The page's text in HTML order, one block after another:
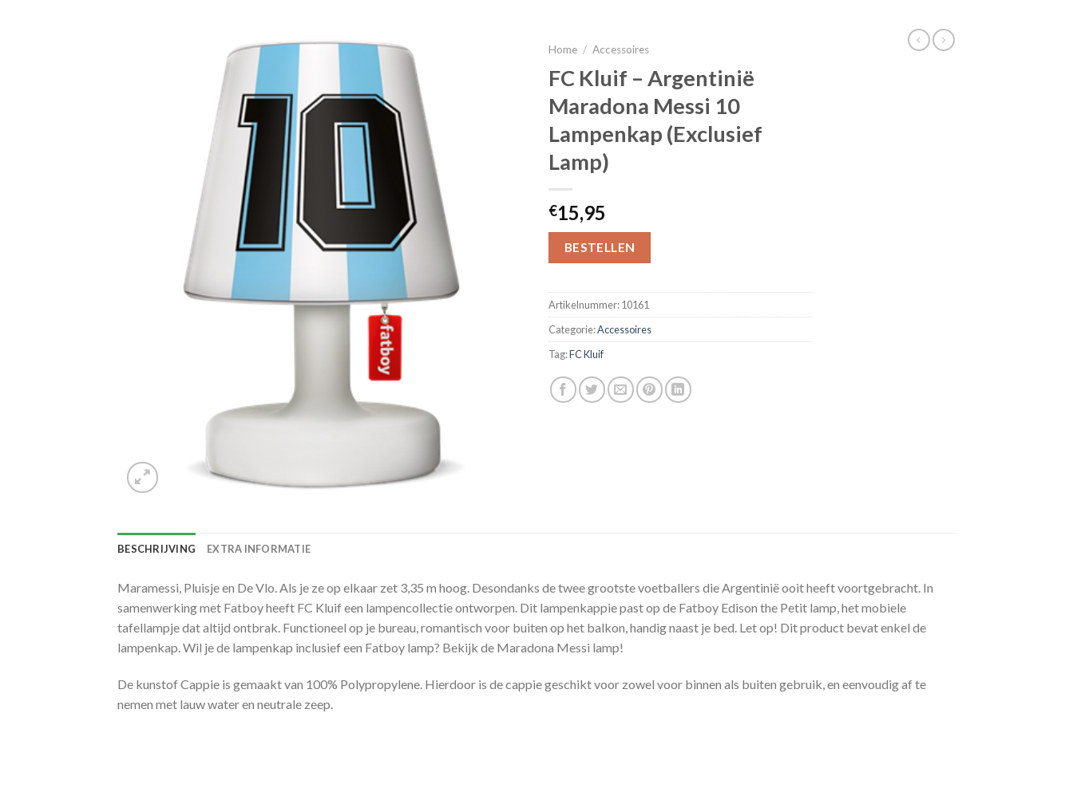
Home / Accessoires
FC Kluif – Argentinië
Maradona Messi 10
Lampenkap (Exclusief
Lamp)
€15,95
BESTELLEN
Artikelnummer:10161
Categorie:Accessoires
Tag:FC Kluif
BESCHRIJVING EXTRA INFORMATIE
Maramessi, Pluisje en De Vlo. Als je ze op elkaar zet 3,35 m hoog. Desondanks de twee grootste voetballers die Argentinië ooit heeft voortgebracht. In
samenwerking met Fatboy heeft FC Kluif een lampencollectie ontworpen. Dit lampenkappie past op de Fatboy Edison the Petit lamp, het mobiele
tafellampje dat altijd ontbrak. Functioneel op je bureau, romantisch voor buiten op het balkon, handig naast je bed. Let op! Dit product bevat enkel de
lampenkap. Wil je de lampenkap inclusief een Fatboy lamp? Bekijk de Maradona Messi lamp!
De kunstof Cappie is gemaakt van 100% Polypropylene. Hierdoor is de cappie geschikt voor zowel voor binnen als buiten gebruik, en eenvoudig af te
nemen met lauw water en neutrale zeep.